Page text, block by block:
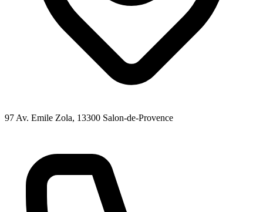
97 Av. Emile Zola, 13300 Salon-de-Provence